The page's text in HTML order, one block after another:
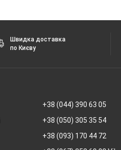
Швидка доставка
по Києву
+38 (044) 390 63 05
+38 (050) 305 35 54
+38 (093) 170 44 72